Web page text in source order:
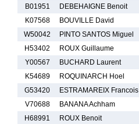
B01951
DEBEHAIGNE Benoit
K07568
BOUVILLE David
W50042
PINTO SANTOS Miguel
H53402
ROUX Guillaume
Y00567
BUCHARD Laurent
K54689
ROQUINARCH Hoel
G53420
ESTRAMAREIX Francois
V70688
BANANA Achham
H68991
ROUX Benoit